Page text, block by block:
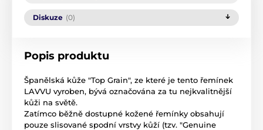
Diskuze (0)
Popis produktu
Španělská kůže "Top Grain", ze které je tento řemínek
LAVVU vyroben, bývá označována za tu nejkvalitnější
kůži na světě.
Zatímco běžně dostupné kožené řemínky obsahují
pouze slisované spodní vrstvy kůží (tzv. "Genuine